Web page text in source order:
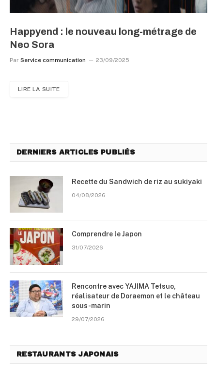
Happyend : le nouveau long-métrage de
Neo Sora
Par Service communication 23/09/2025
LIRE LA SUITE
DERNIERS ARTICLES PUBLIÉS
Recette du Sandwich de riz au sukiyaki
04/08/2026
Comprendre le Japon
31/07/2026
Rencontre avec YAJIMA Tetsuo,
réalisateur de Doraemon et le château
sous-marin
29/07/2026
RESTAURANTS JAPONAIS